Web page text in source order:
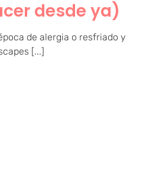
desde ya)
de alergia o resfriado y
[...]